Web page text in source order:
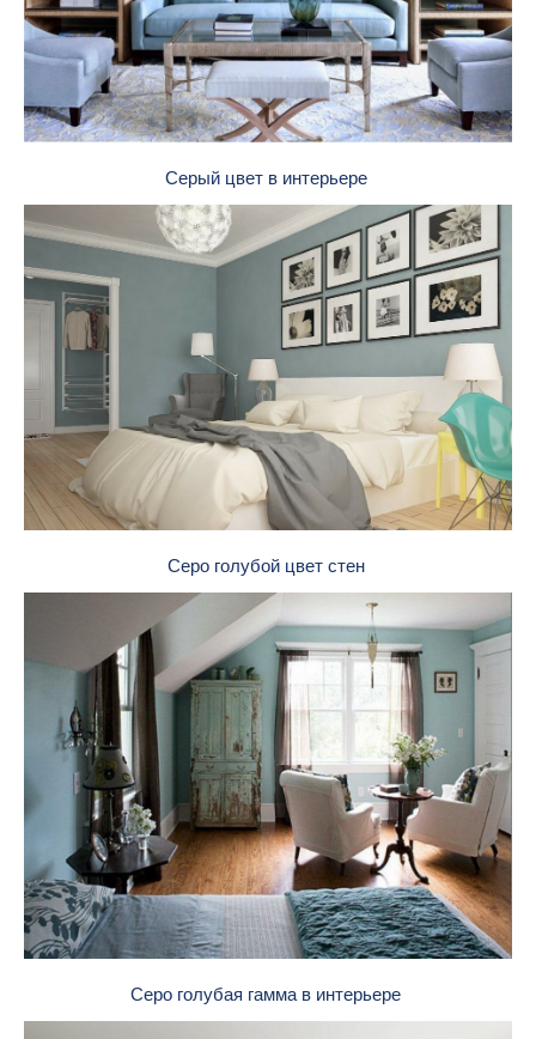
Серый цвет в интерьере
Серо голубой цвет стен
Серо голубая гамма в интерьере